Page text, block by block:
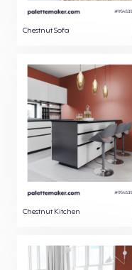
Chestnut Sofa
Chestnut Kitchen